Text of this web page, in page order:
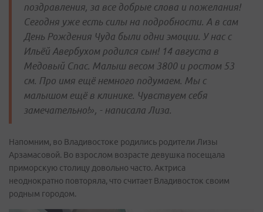
поздравления, за все добрые слова и пожелания!
Сегодня уже есть силы на подробности. А в сам
День Рождения Чуда были одни эмоции. У нас с
Ильёй Авербухом родился сын! 14 августа в
Медовый Спас. Малыш весом 3800 и ростом 53
см. Про имя ещё немного подумаем. Мы с
малышом ещё в клинике. Чувствуем себя
замечательно!», - написала Лиза.
Напомним, во Владивостоке родились родители Лизы
Арзамасовой. Во взрослом возрасте девушка посещала
приморскую столицу довольно часто. Актриса
неоднократно повторяла, что считает Владивосток своим
родным городом.